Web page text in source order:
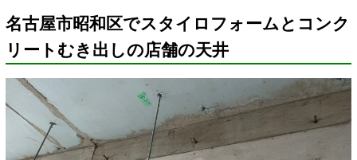
名古屋市昭和区でスタイロフォームとコンク
リートむき出しの店舗の天井